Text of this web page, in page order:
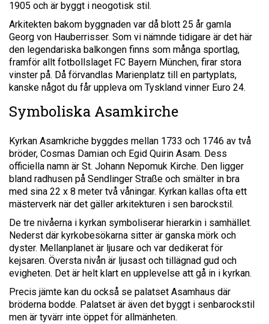
1905 och är byggt i neogotisk stil.
Arkitekten bakom byggnaden var då blott 25 år gamla
Georg von Hauberrisser. Som vi nämnde tidigare är det här
den legendariska balkongen finns som många sportlag,
framför allt fotbollslaget FC Bayern München, firar stora
vinster på. Då förvandlas Marienplatz till en partyplats,
kanske något du får uppleva om Tyskland vinner Euro 24.
Symboliska Asamkirche
Kyrkan Asamkriche byggdes mellan 1733 och 1746 av två
bröder, Cosmas Damian och Egid Quirin Asam. Dess
officiella namn är St. Johann Nepomuk Kirche. Den ligger
bland radhusen på Sendlinger Straße och smälter in bra
med sina 22 x 8 meter två våningar. Kyrkan kallas ofta ett
mästerverk när det gäller arkitekturen i sen barockstil.
De tre nivåerna i kyrkan symboliserar hierarkin i samhället.
Nederst där kyrkobesökarna sitter är ganska mörk och
dyster. Mellanplanet är ljusare och var dedikerat för
kejsaren. Översta nivån är ljusast och tillägnad gud och
evigheten. Det är helt klart en upplevelse att gå in i kyrkan.
Precis jämte kan du också se palatset Asamhaus där
bröderna bodde. Palatset är även det byggt i senbarockstil
men är tyvärr inte öppet för allmänheten.